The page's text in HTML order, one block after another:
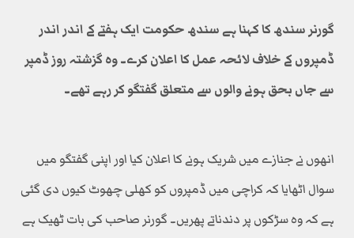
گورنر سندھ کا کہنا ہے سندھ حکومت ایک ہفتے کے اندر اندر
ڈمپروں کے خلاف لائحہ عمل کا اعلان کرے۔ وہ گزشتہ روز ڈمپر
سے جاں بحق ہونے والوں سے متعلق گفتگو کر رہے تھے۔
انھوں نے جنازے میں شریک ہونے کا اعلان کیا اور اپنی گفتگو میں
سوال اٹھایا کہ کراچی میں ڈمپروں کو کھلی چھوٹ کیوں دی گئی
ہے کہ وہ سڑکوں پر دندناتے پھریں۔ گورنر صاحب کی بات ٹھیک ہے